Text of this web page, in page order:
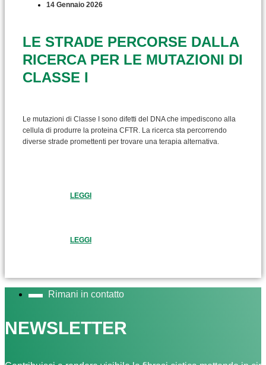
14 Gennaio 2026
LE STRADE PERCORSE DALLA
RICERCA PER LE MUTAZIONI DI
CLASSE I
Le mutazioni di Classe I sono difetti del DNA che impediscono alla
cellula di produrre la proteina CFTR. La ricerca sta percorrendo
diverse strade promettenti per trovare una terapia alternativa.
LEGGI
LEGGI
Rimani in contatto
NEWSLETTER